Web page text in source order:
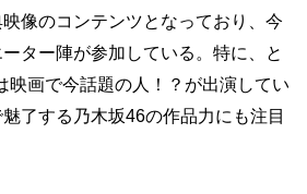
像のコンテンツとなっており、今
ター陣が参加している。特に、と
映画で今話題の人！？が出演してい
了する乃木坂46の作品力にも注目